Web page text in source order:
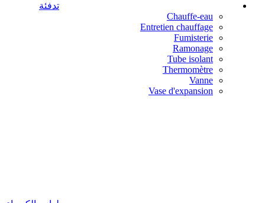
تدفئة
Chauffe-eau
Entretien chauffage
Fumisterie
Ramonage
Tube isolant
Thermomètre
Vanne
Vase d'expansion